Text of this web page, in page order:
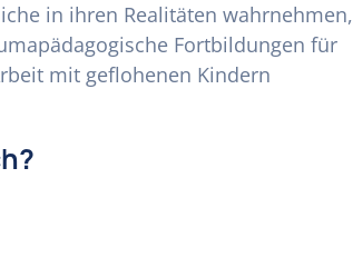
in ihren Realitäten wahrnehmen,
Fortbildungen für
mit geflohenen Kindern